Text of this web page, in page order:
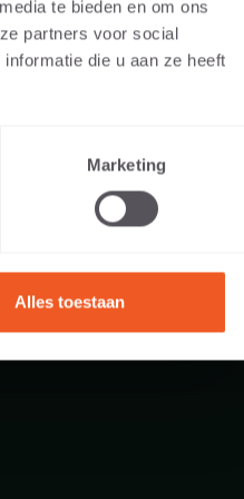
te bieden en om ons
partners voor social
die u aan ze heeft
Marketing
Alles toestaan